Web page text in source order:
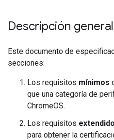
Descripción general
Este documento de
secciones:
Los requisitos mínimos
que una categoría de
ChromeOS.
Los requisitos
para obtener la